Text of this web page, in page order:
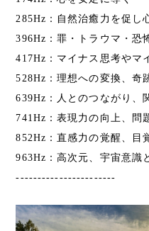
285Hz：自然治癒力を促し
396Hz：罪・トラウマ・恐
417Hz：マイナス思考やマ
528Hz：理想への変換、奇
639Hz：人とのつながり、
741Hz：表現力の向上、問
852Hz：直感力の覚醒、目
963Hz：高次元、宇宙意識
-----------------------